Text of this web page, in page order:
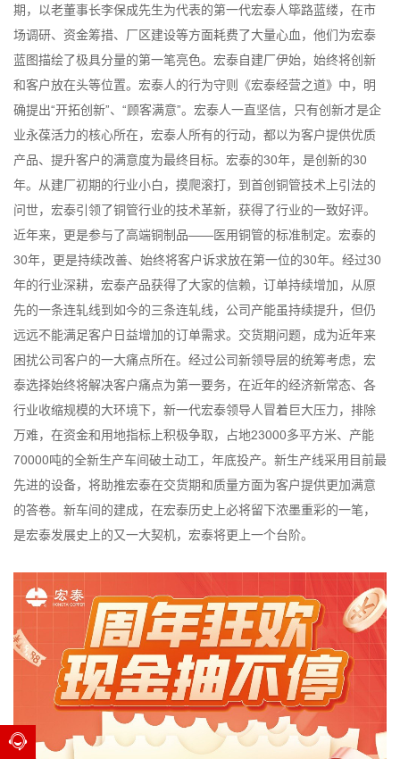
期，以老董事长李保成先生为代表的第一代宏泰人筚路蓝缕，在市
场调研、资金筹措、厂区建设等方面耗费了大量心血，他们为宏泰
蓝图描绘了极具分量的第一笔亮色。宏泰自建厂伊始，始终将创新
和客户放在头等位置。宏泰人的行为守则《宏泰经营之道》中，明
确提出“开拓创新”、“顾客满意”。宏泰人一直坚信，只有创新才是企
业永葆活力的核心所在，宏泰人所有的行动，都以为客户提供优质
产品、提升客户的满意度为最终目标。宏泰的30年，是创新的30
年。从建厂初期的行业小白，摸爬滚打，到首创铜管技术上引法的
问世，宏泰引领了铜管行业的技术革新，获得了行业的一致好评。
近年来，更是参与了高端铜制品——医用铜管的标准制定。宏泰的
30年，更是持续改善、始终将客户诉求放在第一位的30年。经过30
年的行业深耕，宏泰产品获得了大家的信赖，订单持续增加，从原
先的一条连轧线到如今的三条连轧线，公司产能虽持续提升，但仍
远远不能满足客户日益增加的订单需求。交货期问题，成为近年来
困扰公司客户的一大痛点所在。经过公司新领导层的统筹考虑，宏
泰选择始终将解决客户痛点为第一要务，在近年的经济新常态、各
行业收缩规模的大环境下，新一代宏泰领导人冒着巨大压力，排除
万难，在资金和用地指标上积极争取，占地23000多平方米、产能
70000吨的全新生产车间破土动工，年底投产。新生产线采用目前最
先进的设备，将助推宏泰在交货期和质量方面为客户提供更加满意
的答卷。新车间的建成，在宏泰历史上必将留下浓墨重彩的一笔，
是宏泰发展史上的又一大契机，宏泰将更上一个台阶。